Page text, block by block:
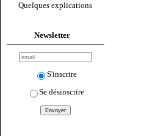
Quelques explications
Newsletter
S'inscrire
Se désinscrire